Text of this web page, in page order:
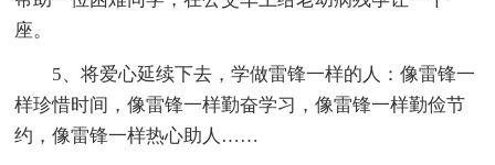
座。
5、将爱心延续下去，学做雷锋一样的人：像雷锋一
样珍惜时间，像雷锋一样勤奋学习，像雷锋一样勤俭节
约，像雷锋一样热心助人……